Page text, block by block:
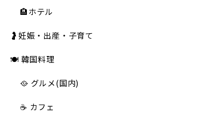
🏨ホテル
🤰妊娠・出産・子育て
🍽 韓国料理
🥘 グルメ(国内)
☕️ カフェ